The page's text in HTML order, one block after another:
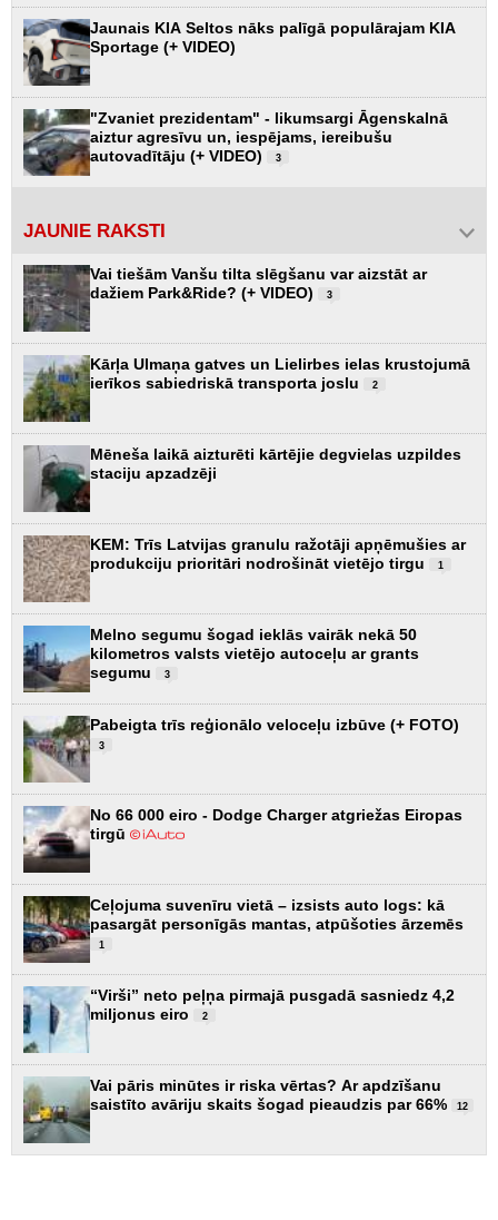
Jaunais KIA Seltos nāks palīgā populārajam KIA
Sportage (+ VIDEO)
"Zvaniet prezidentam" - likumsargi Āgenskalnā
aiztur agresīvu un, iespējams, iereibušu
autovadītāju (+ VIDEO)
3
JAUNIE RAKSTI
Vai tiešām Vanšu tilta slēgšanu var aizstāt ar
dažiem Park&Ride? (+ VIDEO)
3
Kārļa Ulmaņa gatves un Lielirbes ielas krustojumā
ierīkos sabiedriskā transporta joslu
2
Mēneša laikā aizturēti kārtējie degvielas uzpildes
staciju apzadzēji
KEM: Trīs Latvijas granulu ražotāji apņēmušies ar
produkciju prioritāri nodrošināt vietējo tirgu
1
Melno segumu šogad ieklās vairāk nekā 50
kilometros valsts vietējo autoceļu ar grants
segumu
3
Pabeigta trīs reģionālo veloceļu izbūve (+ FOTO)
3
No 66 000 eiro - Dodge Charger atgriežas Eiropas
tirgū
Ceļojuma suvenīru vietā – izsists auto logs: kā
pasargāt personīgās mantas, atpūšoties ārzemēs
1
“Virši” neto peļņa pirmajā pusgadā sasniedz 4,2
miljonus eiro
2
Vai pāris minūtes ir riska vērtas? Ar apdzīšanu
saistīto avāriju skaits šogad pieaudzis par 66%
12